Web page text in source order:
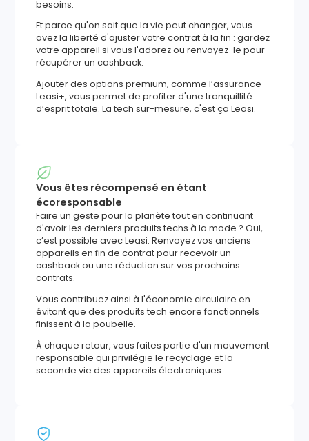
besoins.
Et parce qu'on sait que la vie peut changer, vous
avez la liberté d'ajuster votre contrat à la fin : gardez
votre appareil si vous l'adorez ou renvoyez-le pour
récupérer un cashback.
Ajouter des options premium, comme l’assurance
Leasi+, vous permet de profiter d'une tranquillité
d’esprit totale. La tech sur-mesure, c'est ça Leasi.
Vous êtes récompensé en étant
écoresponsable
Faire un geste pour la planète tout en continuant
d'avoir les derniers produits techs à la mode ? Oui,
c’est possible avec Leasi. Renvoyez vos anciens
appareils en fin de contrat pour recevoir un
cashback ou une réduction sur vos prochains
contrats.
Vous contribuez ainsi à l'économie circulaire en
évitant que des produits tech encore fonctionnels
finissent à la poubelle.
À chaque retour, vous faites partie d'un mouvement
responsable qui privilégie le recyclage et la
seconde vie des appareils électroniques.